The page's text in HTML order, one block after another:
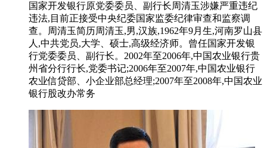
国家开发银行原党委委员、副行长周清玉涉嫌严重违纪
违法,目前正接受中央纪委国家监委纪律审查和监察调
查。周清玉简历周清玉,男,汉族,1962年9月生,河南罗山县
人,中共党员,大学、硕士,高级经济师。曾任国家开发银
行党委委员、副行长。2002年至2006年,中国农业银行贵
州省分行行长,党委书记;2006年至2007年,中国农业银行
农业信贷部、小企业部总经理;2007年至2008年,中国农业
银行股改办常务